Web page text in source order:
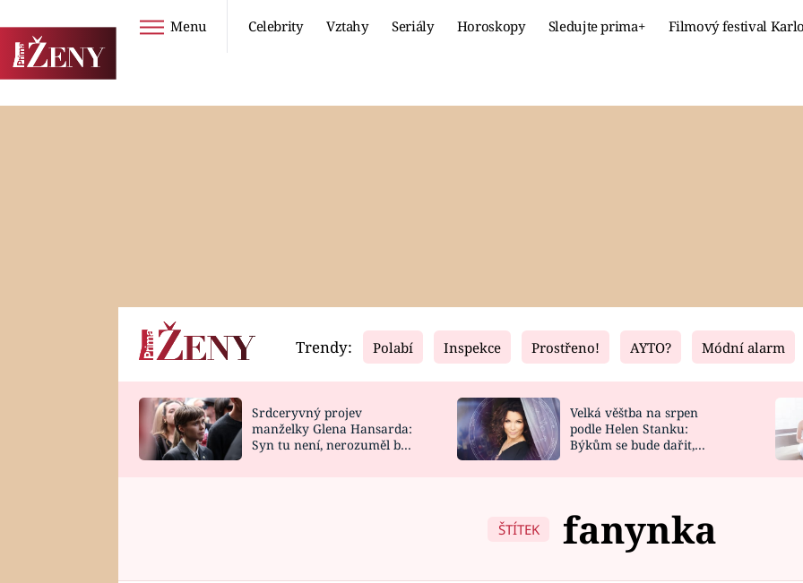
Menu Celebrity Vztahy Seriály Horoskopy Sledujte prima+ Filmový festival
Horoskopy
HOROSKOP NA
Video
CELEBRITY
VAŘENÍ
Fresh
NOVINKY
VIDEORECEPTY
Living
DESIGN
Trendy: Polabí Inspekce Prostřeno! AYTO? Módní alarm
Srdceryvný projev
manželky Glena Hansarda:
Syn tu není, nerozuměl by
Velká věštba na srpen
podle Helen Stanku:
Býkům se bude dařit,
ŠTÍTEK fanynka